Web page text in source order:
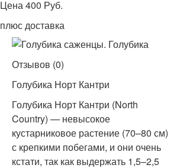
Цена 400 Руб.
плюс доставка
Отзывов (0)
Голубика Норт Кантри
Голубика Норт Кантри (North
Country) — невысокое
кустарниковое растение (70–80 см)
с крепкими побегами, и они очень
кстати, так как выдержать 1,5–2,5